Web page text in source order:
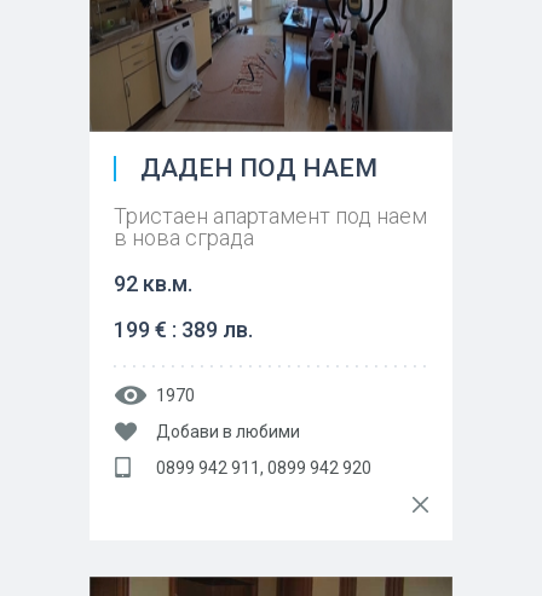
ДАДЕН ПОД НАЕМ
Тристаен апартамент под наем
в нова сграда
92 кв.м.
199 € : 389 лв.
1970
Добави в любими
0899 942 911, 0899 942 920